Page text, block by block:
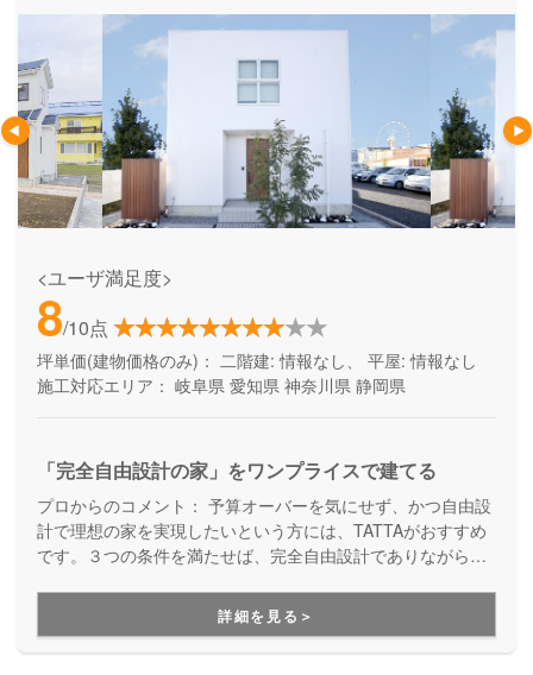
<ユーザ満足度>
8/10点
坪単価(建物価格のみ)： 二階建: 情報なし、 平屋: 情報なし
施工対応エリア： 岐阜県 愛知県 神奈川県 静岡県
「完全自由設計の家」をワンプライスで建てる
プロからのコメント：
計で理想の家を実現したいという方には、TATTAがおすすめ
です。３つの条件を満たせば、完全自由設計でありながら価
進めることが出来ます。さらに、TATTAを運営するグッドリ
ビングは、融資サポートも得意としている会社なので、資金
面をイチからご相談できる安心感があります。
詳細を見る＞